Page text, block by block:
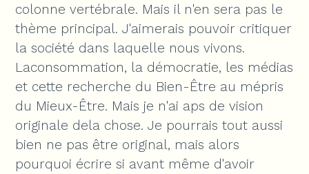
colonne vertébrale. Mais il n'en sera pas le
thème principal. J'aimerais pouvoir critiquer
la société dans laquelle nous vivons.
Laconsommation, la démocratie, les médias
et cette recherche du Bien-Être au mépris
du Mieux-Être. Mais je n'ai aps de vision
originale dela chose. Je pourrais tout aussi
bien ne pas être original, mais alors
pourquoi écrire si avant même d'avoir